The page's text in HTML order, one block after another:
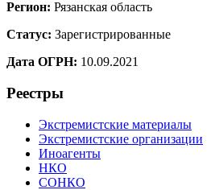
Регион: Рязанская область
Статус: Зарегистрированные
Дата ОГРН: 10.09.2021
Реестры
Экстремистские материалы
Экстремистские организации
Иноагенты
НКО
СОНКО